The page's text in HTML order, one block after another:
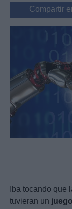
Compartir
Iba tocando que
tuvieran un juego